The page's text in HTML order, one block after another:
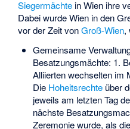
Siegermächte in Wien ihre
Dabei wurde Wien in den
vor der Zeit vonGroß-Wien,
Gemeinsame
Besatzungsmächte: 1.
Alliierten wechselten im
Die Hoheitsrechteüber
jeweils am letzten Tag
nächste
Zeremonie wurde, als